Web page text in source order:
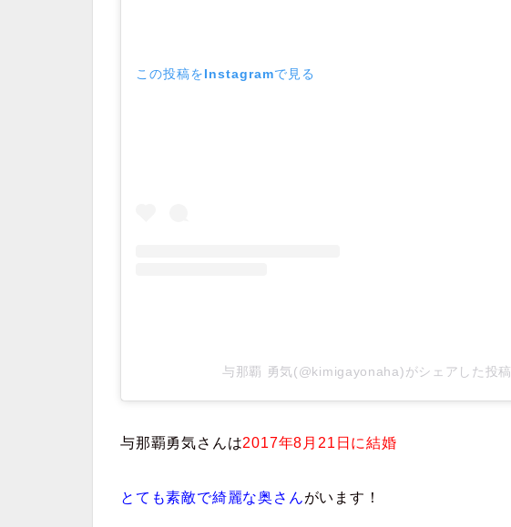
この投稿をInstagramで見る
与那覇 勇気(@kimigayonaha)がシェアした投稿
与那覇勇気さんは2017年8月21日に結婚
とても素敵で綺麗な奥さんがいます！